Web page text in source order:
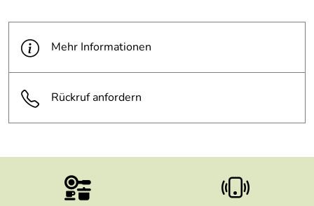
Mehr Informationen
Rückruf anfordern